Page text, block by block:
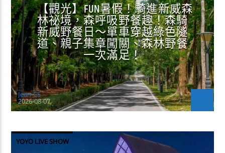
【觀光】FUN暑假！騎進新威森
林祕境，森呼吸野餐趣！森騎
新威野餐日～單車穿越綠色隧
道、親子集章闖關、森林野餐
一次滿足！
Jean-CS
2026-08-07
YOYO LIVE SHOW